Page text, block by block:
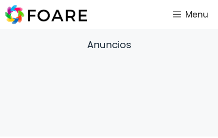
Saltar
al
Menu
Anuncios